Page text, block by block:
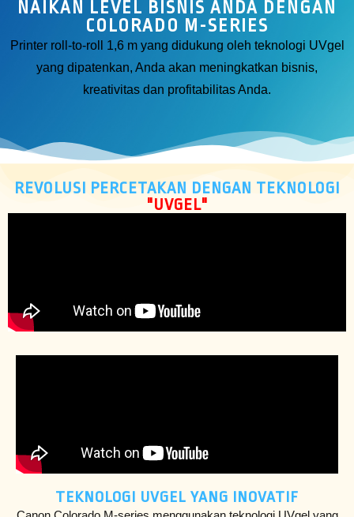
NAIKAN LEVEL BISNIS ANDA DENGAN
COLORADO M-SERIES
Printer roll-to-roll 1,6 m yang didukung oleh teknologi UVgel
yang dipatenkan, Anda akan meningkatkan bisnis,
kreativitas dan profitabilitas Anda.
REVOLUSI PERCETAKAN DENGAN TEKNOLOGI
"UVGEL"
TEKNOLOGI UVGEL YANG INOVATIF